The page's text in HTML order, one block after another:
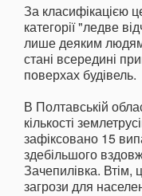
За класифікацією
категорії "ледве
лише деяким
стані всередині
поверхах будівель.
В Полтавській
кількості
зафіксовано 15
здебільшого
Зачепилівка. Втім,
загрози для